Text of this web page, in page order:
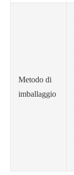
Metodo di
imballaggio